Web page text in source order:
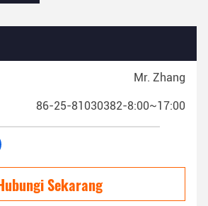
Mr. Zhang
86-25-81030382-8:00~17:00
Sekarang